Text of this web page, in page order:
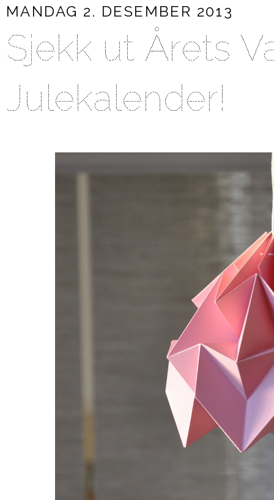
MANDAG 2. DESEMBER 2013
Sjekk ut Årets
Julekalender!